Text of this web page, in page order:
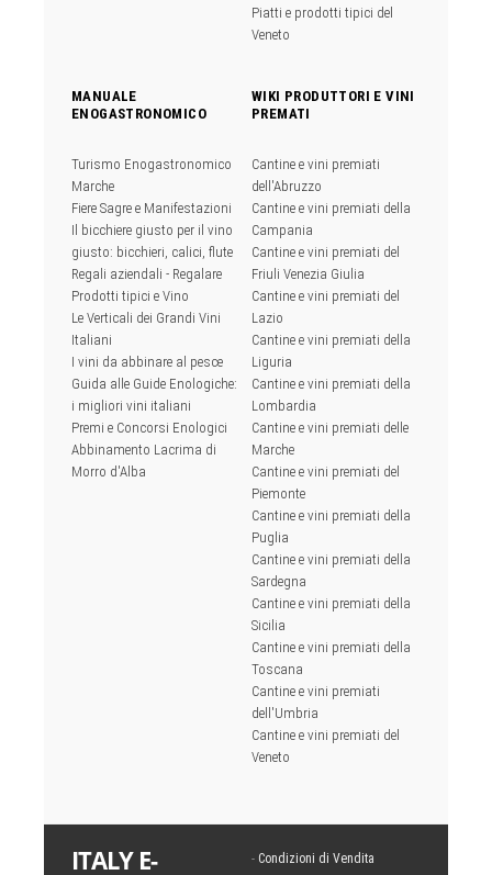
Piatti e prodotti tipici del
Veneto
MANUALE
ENOGASTRONOMICO
Turismo Enogastronomico
Marche
Fiere Sagre e Manifestazioni
Il bicchiere giusto per il vino
giusto: bicchieri, calici, flute
Regali aziendali - Regalare
Prodotti tipici e Vino
Le Verticali dei Grandi Vini
Italiani
I vini da abbinare al pesce
Guida alle Guide Enologiche:
i migliori vini italiani
Premi e Concorsi Enologici
Abbinamento Lacrima di
Morro d'Alba
WIKI PRODUTTORI E VINI
PREMATI
Cantine e vini premiati
dell'Abruzzo
Cantine e vini premiati della
Campania
Cantine e vini premiati del
Friuli Venezia Giulia
Cantine e vini premiati del
Lazio
Cantine e vini premiati della
Liguria
Cantine e vini premiati della
Lombardia
Cantine e vini premiati delle
Marche
Cantine e vini premiati del
Piemonte
Cantine e vini premiati della
Puglia
Cantine e vini premiati della
Sardegna
Cantine e vini premiati della
Sicilia
Cantine e vini premiati della
Toscana
Cantine e vini premiati
dell'Umbria
Cantine e vini premiati del
Veneto
ITALY E-
- Condizioni di Vendita